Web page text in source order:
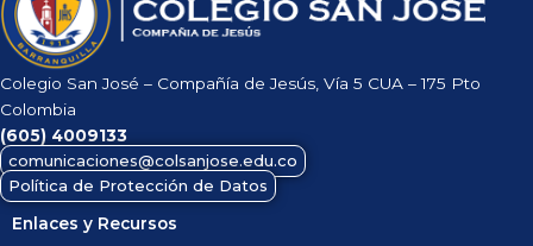
Colegio San José – Compañía de Jesús, Vía 5 CUA – 175 Pto
Colombia
(605) 4009133
comunicaciones@colsanjose.edu.co
Política de Protección de Datos
Enlaces y Recursos